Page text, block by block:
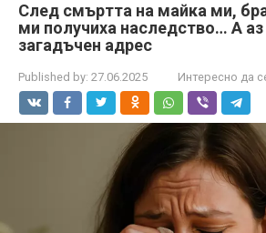
След смъртта на майка ми,
ми получиха наследство… А
загадъчен адрес
Published by: 27.06.2025 Интересно да